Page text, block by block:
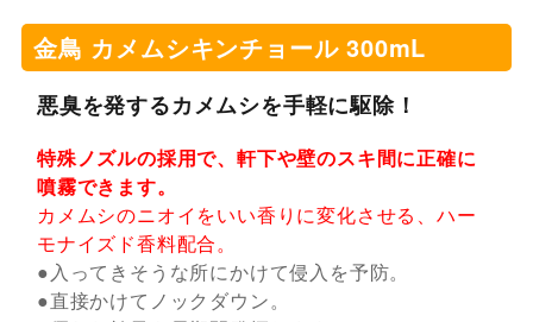
金鳥 カメムシキンチョール 300mL
悪臭を発するカメムシを手軽に駆除！
特殊ノズルの採用で、軒下や壁のスキ間に正確に
噴霧できます。
カメムシのニオイをいい香りに変化させる、ハー
モナイズド香料配合。
●入ってきそうな所にかけて侵入を予防。
●直接かけてノックダウン。